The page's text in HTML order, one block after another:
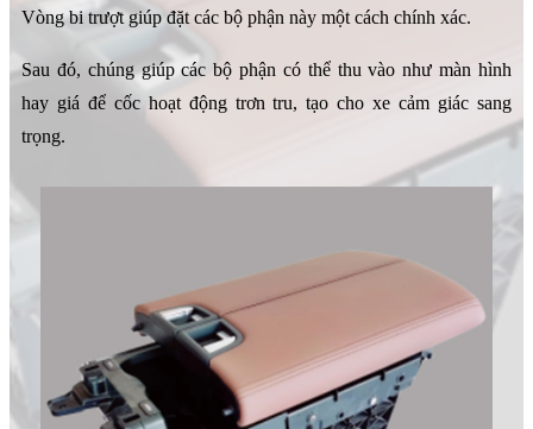
Vòng bi trượt giúp đặt các bộ phận này một cách chính xác.
Sau đó, chúng giúp các bộ phận có thể thu vào như màn hình
hay giá để cốc hoạt động trơn tru, tạo cho xe cảm giác sang
trọng.